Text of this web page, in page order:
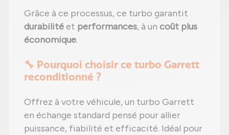
Grâce à ce processus, ce turbo garantit
durabilitéet performances, à un coût plus
économique.
🔧 Pourquoi choisir ce turbo Garrett
reconditionné ?
Offrez à votre véhicule, un turbo Garrett
en échange standard pensé pour allier
puissance, fiabilité et efficacité. Idéal pour